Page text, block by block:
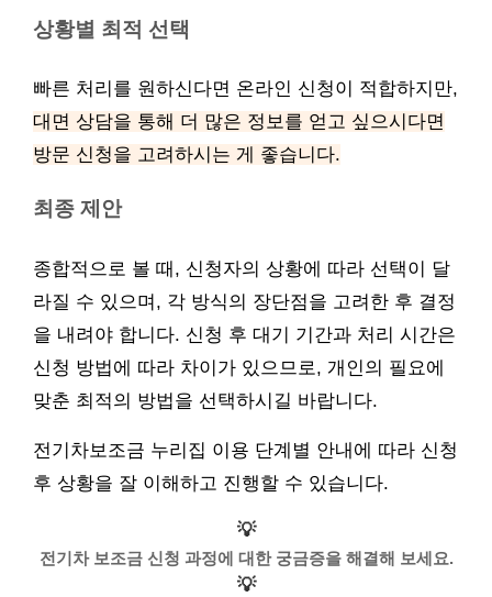
상황별 최적 선택
빠른 처리를 원하신다면 온라인 신청이 적합하지만,
대면 상담을 통해 더 많은 정보를 얻고 싶으시다면
방문 신청을 고려하시는 게 좋습니다.
최종 제안
종합적으로 볼 때, 신청자의 상황에 따라 선택이 달
라질 수 있으며, 각 방식의 장단점을 고려한 후 결정
을 내려야 합니다. 신청 후 대기 기간과 처리 시간은
신청 방법에 따라 차이가 있으므로, 개인의 필요에
맞춘 최적의 방법을 선택하시길 바랍니다.
전기차보조금 누리집 이용 단계별 안내에 따라 신청
후 상황을 잘 이해하고 진행할 수 있습니다.
💡
전기차 보조금 신청 과정에 대한 궁금증을 해결해 보세요.
💡